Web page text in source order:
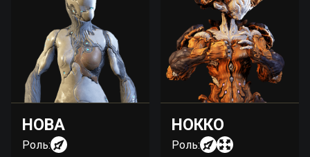
НОВА
Роль:
НОККО
Роль: